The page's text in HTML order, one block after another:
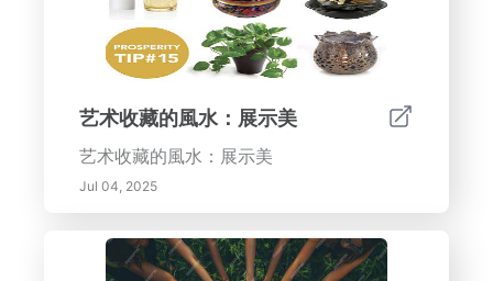
艺术收藏的風水：展示美
艺术收藏的風水：展示美
Jul 04, 2025